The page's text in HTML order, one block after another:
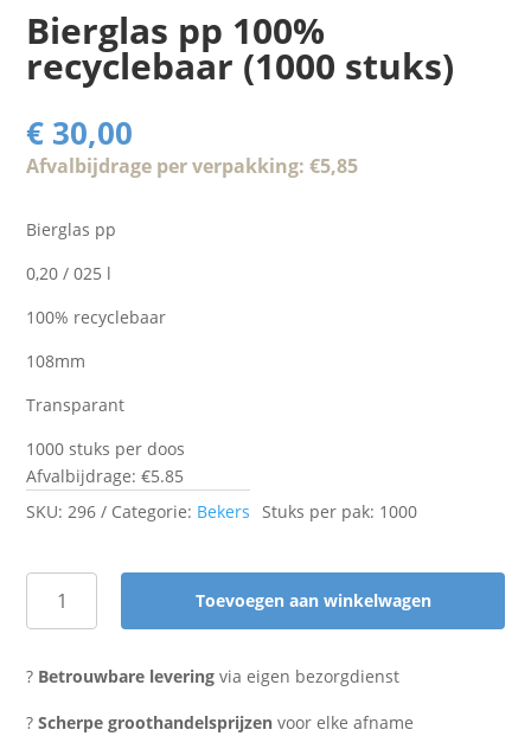
Bierglas pp 100%
recyclebaar (1000 stuks)
€ 30,00
Afvalbijdrage per verpakking: €5,85
Bierglas pp
0,20 / 025 l
100% recyclebaar
108mm
Transparant
1000 stuks per doos
Afvalbijdrage: €5.85
SKU:296 Categorie: Bekers Stuks per pak: 1000
Bierglas
100%
(1000
Toevoegen aan winkelwagen
? Betrouwbare levering via eigen bezorgdienst
?Scherpe groothandelsprijzen voor elke afname